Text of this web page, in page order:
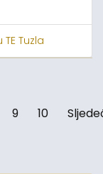
Tuzla
9 10